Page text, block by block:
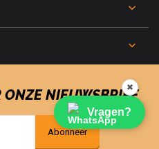
ONZE NIEUWSBRIEF
Abonneer
✖
Vragen?